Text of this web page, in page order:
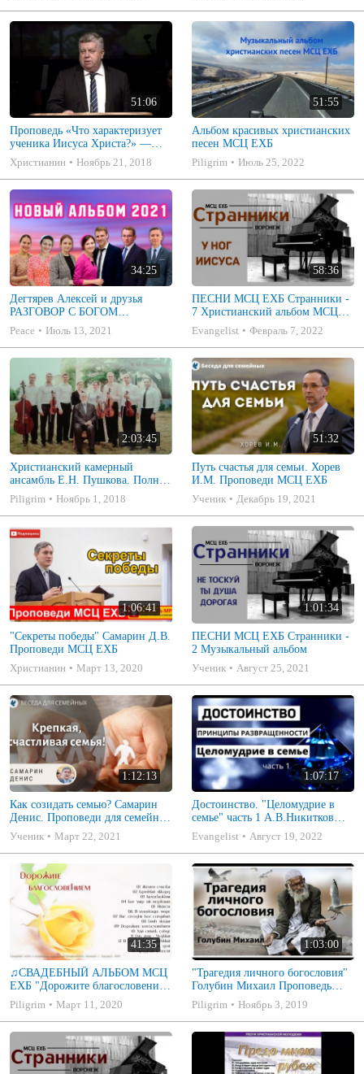
51:06
Проповедь «Что характеризует
ученика Иисуса Христа?» —
Франц Г. Тиссен.
Христианин Ноябрь 21, 2018
51:55
Альбом красивых христианских
песен МСЦ ЕХБ
Piligrim
Июль 25, 2022
34:25
Дегтярев Алексей и друзья
РАЗГОВОР С БОГОМ
Христианские песни МСЦ ЕХБ
2021 (7я)
Peace Июль 13, 2021
58:36
ПЕСНИ МСЦ ЕХБ Странники -
7 Христианский альбом МСЦ
ЕХБ
Evangelist Февраль 7, 2022
2:03:45
Христианский камерный
ансамбль Е.Н. Пушкова. Полное
собрание
Piligrim Ноябрь 1, 2018
51:32
Путь счастья для семьи. Хорев
И.М. Проповеди МСЦ ЕХБ
Ученик
Декабрь 19, 2021
1:06:41
"Секреты победы" Самарин Д.В.
Проповеди МСЦ ЕХБ
Христианин
Март 13, 2020
1:01:34
ПЕСНИ МСЦ ЕХБ Странники -
2 Музыкальный альбом
Ученик
Август 25, 2021
1:12:13
Как созидать семью? Самарин
Денис. Проповеди для семейных
МСЦ ЕХБ
Ученик Март 22, 2021
1:07:17
Достоинство. "Целомудрие в
семье" часть 1 А.В.Никитков
Беседа для семейных МСЦ ЕХБ
Evangelist Август 19, 2022
41:35
♫СВАДЕБНЫЙ АЛЬБОМ МСЦ
ЕХБ "Дорожите благословением
- Христианские песни.
Музыкальный диск. Псалмы
Piligrim Март 11, 2020
1:03:00
"Трагедия личного богословия"
Голубин Михаил Проповедь
2019
Piligrim Ноябрь 3, 2019